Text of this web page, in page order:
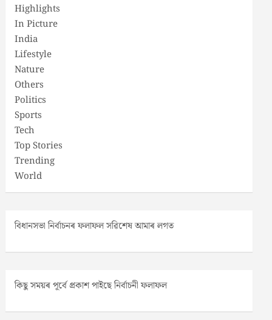
Highlights
In Picture
India
Lifestyle
Nature
Others
Politics
Sports
Tech
Top Stories
Trending
World
বিধানসভা নিৰ্বাচনৰ ফলাফল সৱিশেষ আমাৰ লগত
কিছু সময়ৰ পূৰ্বে প্ৰকাশ পাইছে নিৰ্বাচনী ফলাফল